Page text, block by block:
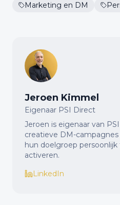
Marketing en DM
Jeroen Kimmel
Eigenaar PSI Direct
Jeroen is eigenaar van
creatieve DM-
hun doelgroep
activeren.
LinkedIn